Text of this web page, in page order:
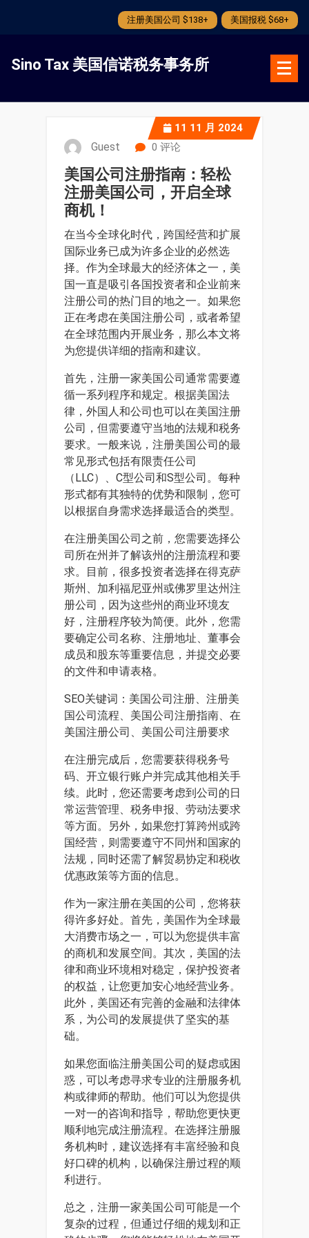
注册美国公司 $138+ 美国报税 $68+
Sino Tax 美国信诺税务事务所
11 11 月 2024
Guest 0 评论
美国公司注册指南：轻松
注册美国公司，开启全球
商机！
在当今全球化时代，跨国经营和扩展
国际业务已成为许多企业的必然选
择。作为全球最大的经济体之一，美
国一直是吸引各国投资者和企业前来
注册公司的热门目的地之一。如果您
正在考虑在美国注册公司，或者希望
在全球范围内开展业务，那么本文将
为您提供详细的指南和建议。
首先，注册一家美国公司通常需要遵
循一系列程序和规定。根据美国法
律，外国人和公司也可以在美国注册
公司，但需要遵守当地的法规和税务
要求。一般来说，注册美国公司的最
常见形式包括有限责任公司
（LLC）、C型公司和S型公司。每种
形式都有其独特的优势和限制，您可
以根据自身需求选择最适合的类型。
在注册美国公司之前，您需要选择公
司所在州并了解该州的注册流程和要
求。目前，很多投资者选择在得克萨
斯州、加利福尼亚州或佛罗里达州注
册公司，因为这些州的商业环境友
好，注册程序较为简便。此外，您需
要确定公司名称、注册地址、董事会
成员和股东等重要信息，并提交必要
的文件和申请表格。
SEO关键词：美国公司注册、注册美
国公司流程、美国公司注册指南、在
美国注册公司、美国公司注册要求
在注册完成后，您需要获得税务号
码、开立银行账户并完成其他相关手
续。此时，您还需要考虑到公司的日
常运营管理、税务申报、劳动法要求
等方面。另外，如果您打算跨州或跨
国经营，则需要遵守不同州和国家的
法规，同时还需了解贸易协定和税收
优惠政策等方面的信息。
作为一家注册在美国的公司，您将获
得许多好处。首先，美国作为全球最
大消费市场之一，可以为您提供丰富
的商机和发展空间。其次，美国的法
律和商业环境相对稳定，保护投资者
的权益，让您更加安心地经营业务。
此外，美国还有完善的金融和法律体
系，为公司的发展提供了坚实的基
础。
如果您面临注册美国公司的疑虑或困
惑，可以考虑寻求专业的注册服务机
构或律师的帮助。他们可以为您提供
一对一的咨询和指导，帮助您更快更
顺利地完成注册流程。在选择注册服
务机构时，建议选择有丰富经验和良
好口碑的机构，以确保注册过程的顺
利进行。
总之，注册一家美国公司可能是一个
复杂的过程，但通过仔细的规划和正